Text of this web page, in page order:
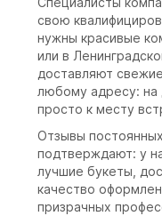
свою
нужны красивые
или в
доставляют
любому адресу: на
просто к месту
Отзывы
подтверждают: у
лучшие букеты,
качество
призрачных